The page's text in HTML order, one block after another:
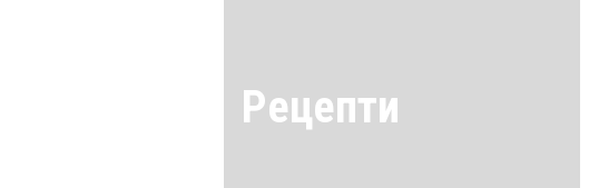
Рецепти